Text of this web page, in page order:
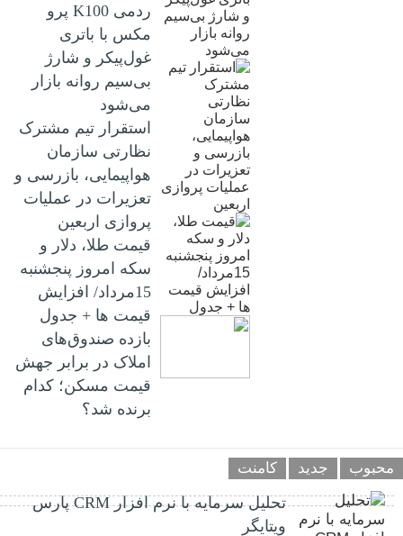
ردمی K100 پرو
مکس با باتری
غول‌پیکر و شارژ
بی‌سیم روانه بازار
می‌شود
استقرار تیم مشترک
نظارتی سازمان
هواپیمایی، بازرسی و
تعزیرات در عملیات
پروازی اربعین
قیمت طلا، دلار و
سکه امروز پنجشنبه
15مرداد/ افزایش
قیمت ها + جدول
بازده صندوق‌های
املاک در برابر جهش
قیمت مسکن؛ کدام
برنده شد؟
محبوب جدید کامنت
تحلیل سرمایه با نرم افزار CRM پارس
ویتایگر